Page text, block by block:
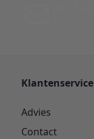
Klantenservice
Advies
Contact